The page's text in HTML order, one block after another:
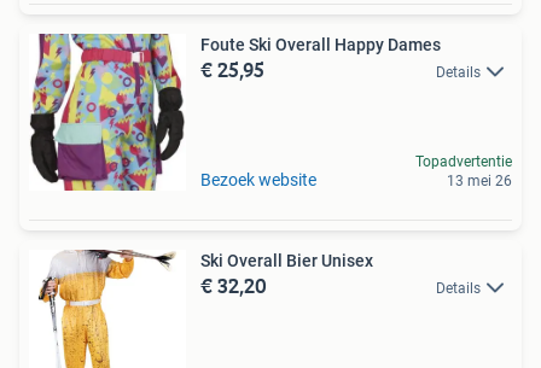
Foute Ski Overall Happy Dames
€ 25,95 Details
Bezoek website
Topadvertentie
13 mei 26
Ski Overall Bier Unisex
€ 32,20 Details